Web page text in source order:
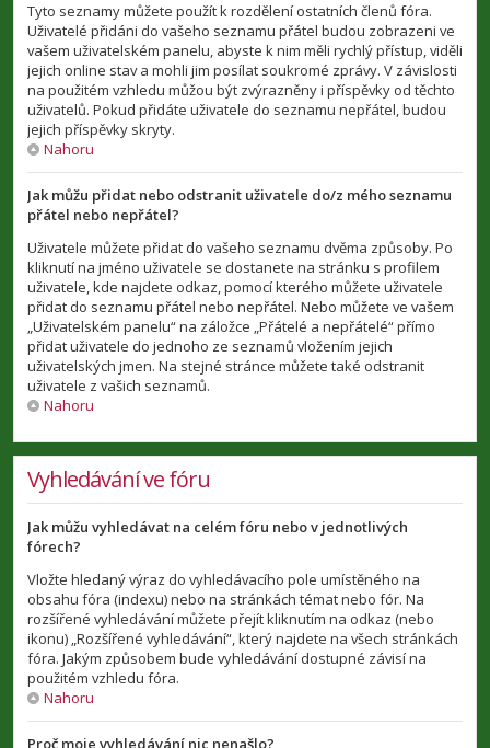
Tyto seznamy můžete použít k rozdělení ostatních členů fóra.
Uživatelé přidáni do vašeho seznamu přátel budou zobrazeni ve
vašem uživatelském panelu, abyste k nim měli rychlý přístup, viděli
jejich online stav a mohli jim posílat soukromé zprávy. V závislosti
na použitém vzhledu můžou být zvýrazněny i příspěvky od těchto
uživatelů. Pokud přidáte uživatele do seznamu nepřátel, budou
jejich příspěvky skryty.
Nahoru
Jak můžu přidat nebo odstranit uživatele do/z mého seznamu
přátel nebo nepřátel?
Uživatele můžete přidat do vašeho seznamu dvěma způsoby. Po
kliknutí na jméno uživatele se dostanete na stránku s profilem
uživatele, kde najdete odkaz, pomocí kterého můžete uživatele
přidat do seznamu přátel nebo nepřátel. Nebo můžete ve vašem
„Uživatelském panelu“ na záložce „Přátelé a nepřátelé“ přímo
přidat uživatele do jednoho ze seznamů vložením jejich
uživatelských jmen. Na stejné stránce můžete také odstranit
uživatele z vašich seznamů.
Nahoru
Vyhledávání ve fóru
Jak můžu vyhledávat na celém fóru nebo v jednotlivých
fórech?
Vložte hledaný výraz do vyhledávacího pole umístěného na
obsahu fóra (indexu) nebo na stránkách témat nebo fór. Na
rozšířené vyhledávání můžete přejít kliknutím na odkaz (nebo
ikonu) „Rozšířené vyhledávání“, který najdete na všech stránkách
fóra. Jakým způsobem bude vyhledávání dostupné závisí na
použitém vzhledu fóra.
Nahoru
Proč moje vyhledávání nic nenašlo?